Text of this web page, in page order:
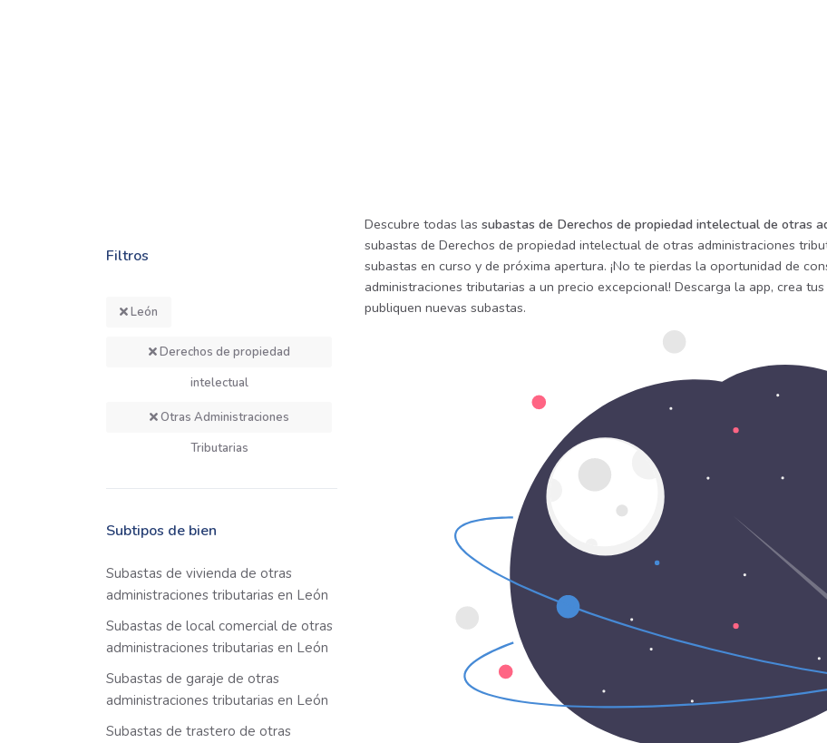
Filtros
León
Derechos de propiedad
intelectual
Otras Administraciones
Tributarias
Subtipos de bien
Subastas de vivienda de otras
administraciones tributarias en León
Subastas de local comercial de otras
administraciones tributarias en León
Subastas de garaje de otras
administraciones tributarias en León
Subastas de trastero de otras
Descubre todas las subastas de Derechos de propiedad intelectual de otras
subastas de Derechos de propiedad intelectual de otras administraciones
subastas en curso y de próxima apertura. ¡No te pierdas la oportunidad de
administraciones tributarias a un precio excepcional! Descarga la app, crea
publiquen nuevas subastas.